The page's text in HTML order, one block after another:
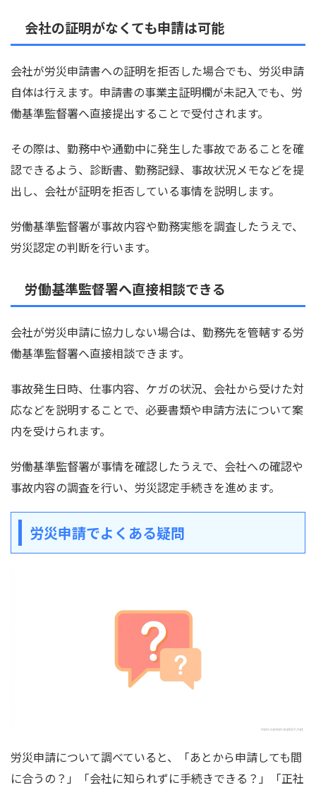
会社の証明がなくても申請は可能
会社が労災申請書への証明を拒否した場合でも、労災申請
自体は行えます。申請書の事業主証明欄が未記入でも、労
働基準監督署へ直接提出することで受付されます。
その際は、勤務中や通勤中に発生した事故であることを確
認できるよう、診断書、勤務記録、事故状況メモなどを提
出し、会社が証明を拒否している事情を説明します。
労働基準監督署が事故内容や勤務実態を調査したうえで、
労災認定の判断を行います。
労働基準監督署へ直接相談できる
会社が労災申請に協力しない場合は、勤務先を管轄する労
働基準監督署へ直接相談できます。
事故発生日時、仕事内容、ケガの状況、会社から受けた対
応などを説明することで、必要書類や申請方法について案
内を受けられます。
労働基準監督署が事情を確認したうえで、会社への確認や
事故内容の調査を行い、労災認定手続きを進めます。
労災申請でよくある疑問
労災申請について調べていると、「あとから申請しても間
に合うの？」「会社に知られずに手続きできる？」「正社